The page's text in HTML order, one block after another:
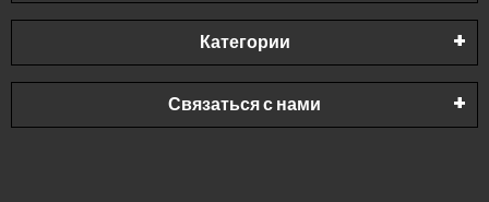
Категории
Связаться с нами